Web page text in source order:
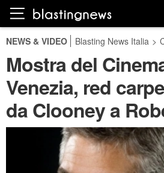
NEWS & VIDEO Blasting News Italia >
Mostra del
Venezia, red
da Clooney a